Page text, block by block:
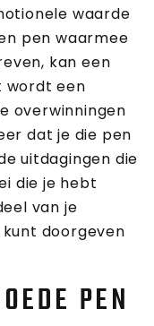
waarde
pen waarmee
kan een
wordt een
overwinningen
dat je die pen
uitdagingen die
die je hebt
van je
doorgeven
PEN